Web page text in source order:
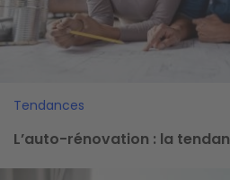
Tendances
L’auto-rénovation : la